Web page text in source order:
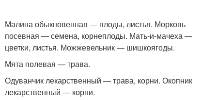
Малина обыкновенная — плоды, листья. Морковь
посевная — семена, корнеплоды. Мать-и-мачеха —
цветки, листья. Можжевельник — шишкоягоды.
Мята полевая — трава.
Одуванчик лекарственный — трава, корни. Окопник
лекарственный — корни.